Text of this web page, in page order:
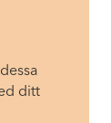
ditt